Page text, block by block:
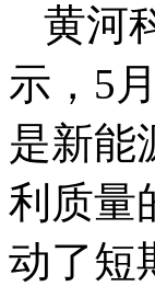
黄河
示，5
是新能
利质量
动了短